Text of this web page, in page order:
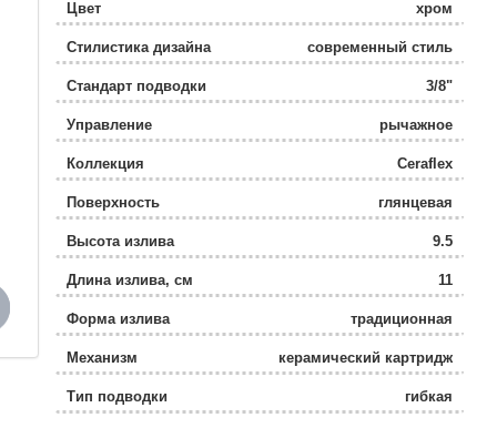
Цвет хром
Стилистика дизайна современный стиль
Стандарт подводки 3/8"
Управление рычажное
Коллекция Ceraflex
Поверхность глянцевая
Высота излива 9.5
Длина излива, см 11
Форма излива традиционная
Механизм керамический картридж
Тип подводки гибкая